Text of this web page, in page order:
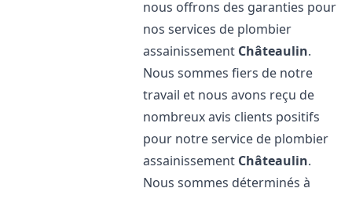
nous offrons des garanties pour
nos services de plombier
assainissement Châteaulin.
Nous sommes fiers de notre
travail et nous avons reçu de
nombreux avis clients positifs
pour notre service de plombier
assainissement Châteaulin.
Nous sommes déterminés à